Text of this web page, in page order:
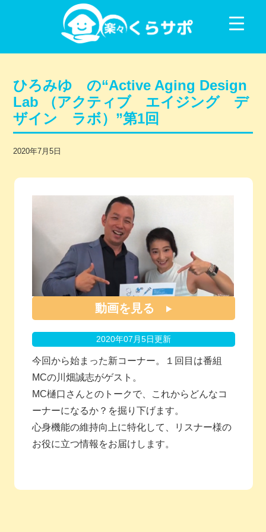
コンテンツに移動
ひろみゆ の“Active Aging Design
Lab （アクティブ エイジング デ
ザイン ラボ）”第1回
2020年7月5日
動画を見る
2020年07月5日更新
今回から始まった新コーナー。１回目は番組
MCの川畑誠志がゲスト。
MC樋口さんとのトークで、これからどんなコ
ーナーになるか？を掘り下げます。
心身機能の維持向上に特化して、リスナー様の
お役に立つ情報をお届けします。